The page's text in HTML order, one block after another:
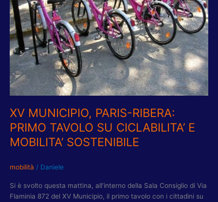
XV MUNICIPIO, PARIS-RIBERA:
PRIMO TAVOLO SU CICLABILITA’ E
MOBILITA’ SOSTENIBILE
mobilità / Daniele
Si è svolto questa mattina, all’interno della Sala Consiglio di Via
Flaminia 872 del XV Municipio, il primo tavolo con i cittadini su
TAVOLO
SU
CICLABILITA’
E
MOBILITA’
SOSTENIBILE